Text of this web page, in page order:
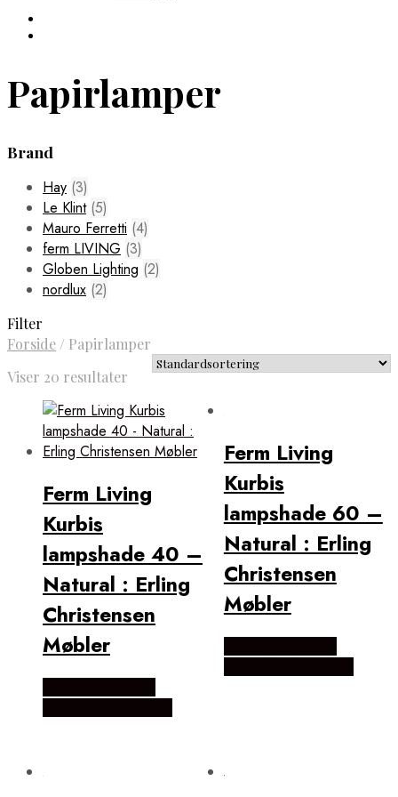
Papirlamper
Brand
Hay (3)
Le Klint (5)
Mauro Ferretti (4)
ferm LIVING (3)
Globen Lighting (2)
nordlux (2)
Filter
Forside/ Papirlamper
Viser 20 resultater
Ferm Living
Kurbis
lampshade 40 –
Natural : Erling
Christensen
Møbler
Ferm Living
Kurbis
lampshade 60 –
Natural : Erling
Christensen
Møbler